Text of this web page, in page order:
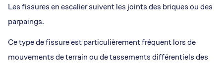
Les fissures en escalier suivent les joints des briques ou des
parpaings.
Ce type de fissure est particulièrement fréquent lors de
mouvements de terrain ou de tassements différentiels des